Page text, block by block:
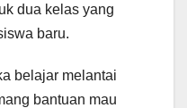
dua kelas yang
baru.
belajar melantai
bantuan mau